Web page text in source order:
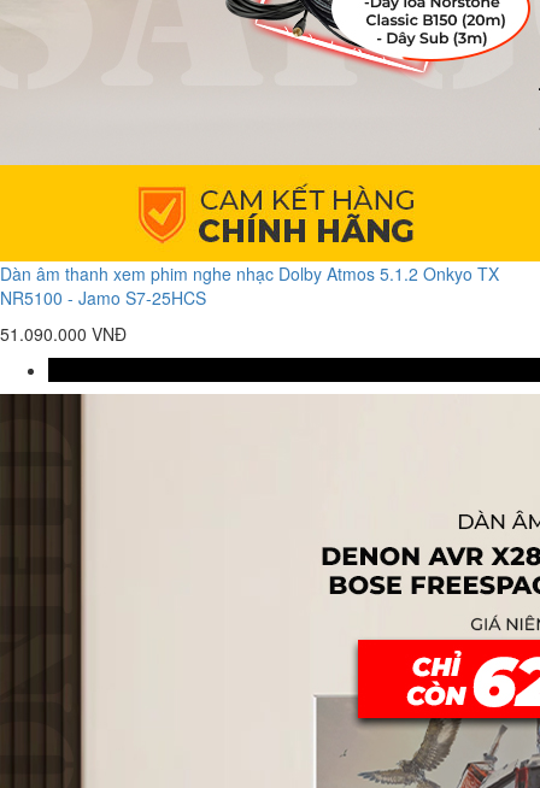
Dàn âm thanh xem phim nghe nhạc Dolby Atmos 5.1.2 Onkyo TX
NR5100 - Jamo S7-25HCS
51.090.000 VNĐ